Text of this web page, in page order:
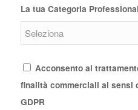
La tua Categoria
Consenso
Acconsento al
finalità commerciali ai sensi
GDPR